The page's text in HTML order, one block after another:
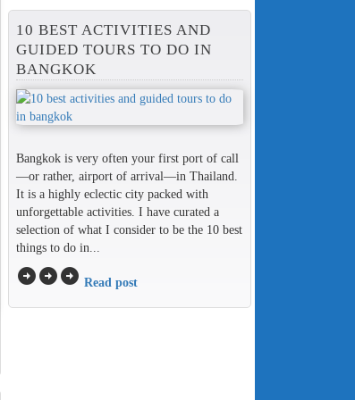
10 BEST ACTIVITIES AND
GUIDED TOURS TO DO IN
BANGKOK
Bangkok is very often your first port of call
—or rather, airport of arrival—in Thailand.
It is a highly eclectic city packed with
unforgettable activities. I have curated a
selection of what I consider to be the 10 best
things to do in...
arrow_circle_rightarrow_circle_rightarrow_circle_right Read post